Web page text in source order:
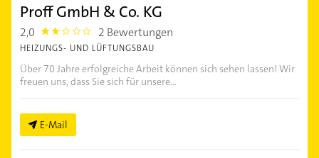
Proff GmbH & Co. KG
2,0 2.0 2 Bewertungen
HEIZUNGS- UND LÜFTUNGSBAU
Über 70 Jahre erfolgreiche Arbeit können sich sehen lassen! Wir
freuen uns, dass Sie sich für unsere...
E-Mail